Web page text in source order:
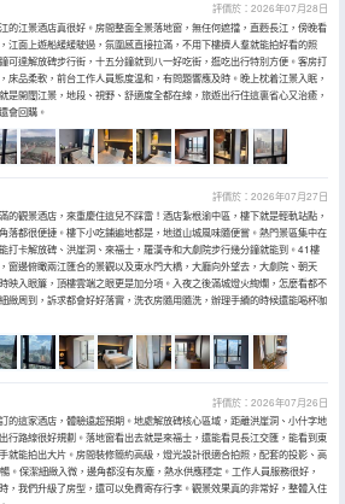
評價於：2026年07月28日
的江景酒店真很好。房間整面全景落地窗，無任何遮擋，直麪長江，傍晚看
江面上遊船緩緩駛過，氛圍感直接拉滿，不用下樓擠人羣就能拍好看的照
可達解放碑步行街，十五分鐘就到八一好吃街，逛吃出行特別方便。客房打
床品柔軟，前台工作人員態度温和，有問題響應及時。晚上枕着江景入眠，
是開闊江景，地段、視野、舒適度全都在線，旅遊出行住這裏省心又治癒，
會回購。
評價於：2026年07月27日
的觀景酒店，來重慶住這兒不踩雷！酒店紮根渝中區，樓下就是輕軌站點，
落都很便捷。樓下小吃鋪遍地都是，地道山城風味隨便嘗。熱門景區集中在
打卡解放碑、洪崖洞、來福士，羅漢寺和大劇院步行幾分鐘就能到。41樓
窗邊俯瞰兩江匯合的景觀以及東水門大橋，大廳向外望去，大劇院、朝天
映入眼簾，頂樓雲端之眼更是加分項。入夜之後滿城燈火絢爛，怎麼看都不
緻周到，訴求都會好好落實，洗衣房隨用隨洗，辦理手續的時候還能喝杯咖
評價於：2026年07月26日
的這家酒店，體驗遠超預期。地處解放碑核心區域，距離洪崖洞、小什字地
行路線很好規劃。落地窗看出去就是來福士，還能看見長江交匯，能看到東
就能拍出大片。房間裝修簡約高級，燈光設計很適合拍照，配套的投影、高
。保潔細緻入微，邊角都沒有灰塵，熱水供應穩定。工作人員服務很好，
，我們升級了房型，還可以免費寄存行李。觀景效果真的非常好，整體入住